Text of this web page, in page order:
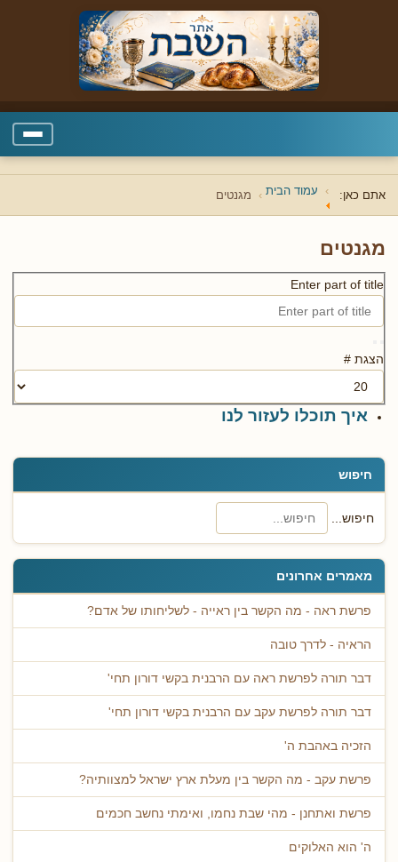
אתם כאן: עמוד הבית מגנטים
חיפוש
חיפוש...
מאמרים אחרונים
פרשת ראה - מה הקשר בין ראייה - לשליחותו של אדם?
הראיה - לדרך טובה
דבר תורה לפרשת ראה עם הרבנית בקשי דורון תחי'
דבר תורה לפרשת עקב עם הרבנית בקשי דורון תחי'
הזכיה באהבת ה'
פרשת עקב - מה הקשר בין מעלת ארץ ישראל למצוותיה?
פרשת ואתחנן - מהי שבת נחמו, ואימתי נחשב חכמים
ה' הוא האלוקים
מגנטים
Enter part of title
הצגת #
איך תוכלו לעזור לנו